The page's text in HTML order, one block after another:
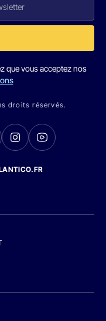
que vous acceptez nos
droits réservés.